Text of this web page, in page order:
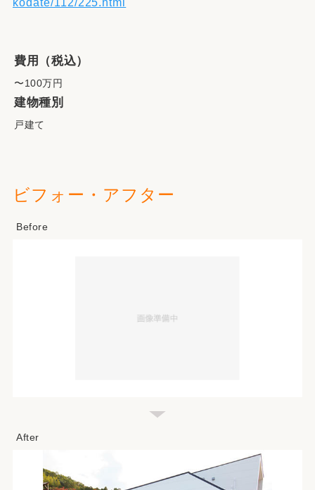
kodate/112/225.html
費用（税込）
〜100万円
建物種別
戸建て
ビフォー・アフター